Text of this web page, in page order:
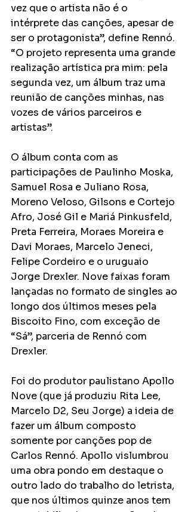
vez que o artista não é o
intérprete das canções, apesar de
ser o protagonista”, define Rennó.
“O projeto representa uma grande
realização artística pra mim: pela
segunda vez, um álbum traz uma
reunião de canções minhas, nas
vozes de vários parceiros e
artistas”.
O álbum conta com as
participações de Paulinho Moska,
Samuel Rosa e Juliano Rosa,
Moreno Veloso, Gilsons e Cortejo
Afro, José Gil e Mariá Pinkusfeld,
Preta Ferreira, Moraes Moreira e
Davi Moraes, Marcelo Jeneci,
Felipe Cordeiro e o uruguaio
Jorge Drexler. Nove faixas foram
lançadas no formato de singles ao
longo dos últimos meses pela
Biscoito Fino, com exceção de
“Sá”, parceria de Rennó com
Drexler.
Foi do produtor paulistano Apollo
Nove (que já produziu Rita Lee,
Marcelo D2, Seu Jorge) a ideia de
fazer um álbum composto
somente por canções pop de
Carlos Rennó. Apollo vislumbrou
uma obra pondo em destaque o
outro lado do trabalho do letrista,
que nos últimos quinze anos tem